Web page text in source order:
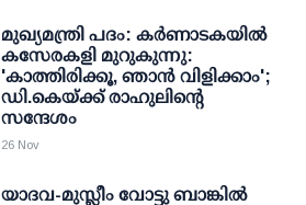
മുഖ്യമന്ത്രി പദം: കര്‍ണാടകയില്‍
കസേരകളി മുറുകുന്നു:
'കാത്തിരിക്കൂ, ഞാന്‍ വിളിക്കാം';
ഡി.കെയ്ക്ക് രാഹുലിന്റെ
സന്ദേശം
26 Nov
യാദവ-മുസ്ലീം വോട്ടു ബാങ്കില്‍